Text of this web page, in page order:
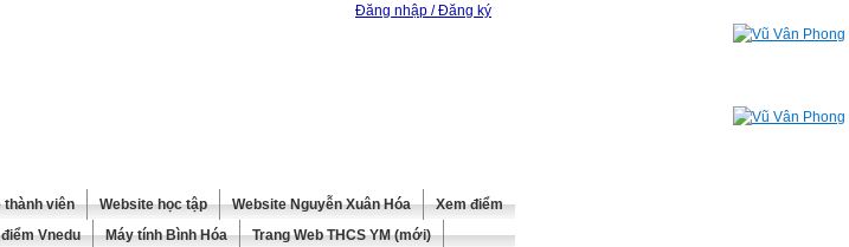
Đăng nhập / Đăng ký
thành viên Website học tập Website Nguyễn Xuân Hóa
Xem điểm
Vnedu Máy tính Bình Hóa
Trang Web THCS YM (mới)